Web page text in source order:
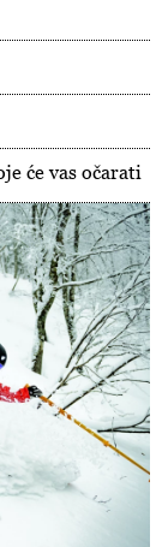
će vas očarati